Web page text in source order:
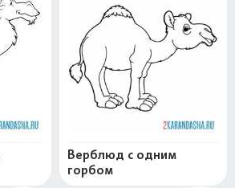
Верблюд с одним
горбом